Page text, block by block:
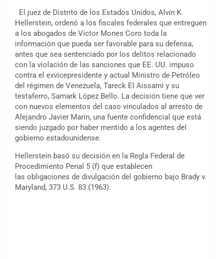
El juez de Distrito de los Estados Unidos, Alvin K.
Hellerstein, ordenó a los fiscales federales que entreguen
a los abogados de Víctor Mones Coro toda la
información que pueda ser favorable para su defensa,
antes que sea sentenciado por los delitos relacionado
con la violación de las sanciones que EE. UU. impuso
contra el exvicepresidente y actual Ministro de Petróleo
del régimen de Venezuela, Tareck El Aissami y su
testaferro, Samark López Bello. La decisión tiene que ver
con nuevos elementos del caso vinculados al arresto de
Alejandro Javier Marín, una fuente confidencial que está
siendo juzgado por haber mentido a los agentes del
gobierno estadounidense.
Hellerstein basó su decisión en la Regla Federal de
Procedimiento Penal 5 (f) que establecen
las obligaciones de divulgación del gobierno bajo Brady v.
Maryland, 373 U.S. 83 (1963).